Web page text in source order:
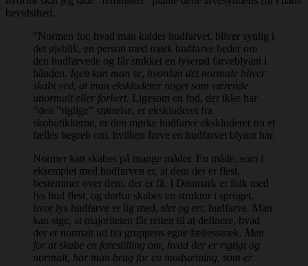
bevidsthed.
”Normen for, hvad man kalder hudfarvet, bliver synlig i
det øjeblik, en person med mørk hudfarve beder om
den hudfarvede og får stukket en lyserød farveblyant i
hånden. Igen kan man se, hvordan det normale bliver
skabt ved, at man ekskluderer noget som værende
unormalt eller forkert. Ligesom en fod, der ikke har
”den ”rigtige” størrelse, er ekskluderet fra
skobutikkerne, er den mørke hudfarve ekskluderet fra et
fælles begreb om, hvilken farve en hudfarvet blyant har.
Normer kan skabes på mange måder. En måde, som i
eksemplet med hudfarven er, at dem der er flest,
bestemmer over dem, der er få. I Danmark er folk med
lys hud flest, og derfor skabes en struktur i sproget,
hvor lys hudfarve er lig med, slet og ret, hudfarve. Man
kan sige, at majoriteten får retten til at definere, hvad
der er normalt ud fra gruppens egne fællesstræk. Men
for at skabe en forestilling om, hvad der er rigtigt og
normalt, har man brug for en modsætning, som er